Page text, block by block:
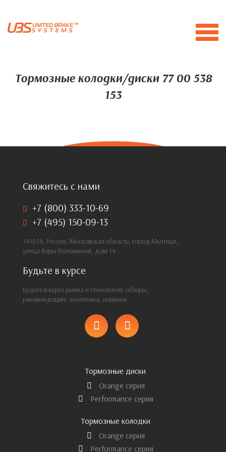
Тормозные колодки/диски 77 00 538
153
Свяжитесь с нами
+7 (800) 333-10-69
+7 (495) 150-09-13
141014, Россия, Московская область, город Мытищи,
улица Веры Волошиной, дом 14.
Будьте в курсе
Будьте в курсе рынка и технологий: обзоры,
рекомендации, аналитика, новинки
Тормозные диски
Orange серия
Performance серия
Тормозные колодки
Orange серия
Performance серия